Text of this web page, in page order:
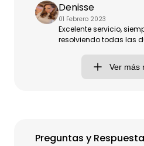
Preguntas y
Denisse
01 Febrero 2023
Excelente servicio,
resolviendo todas las
Ver más